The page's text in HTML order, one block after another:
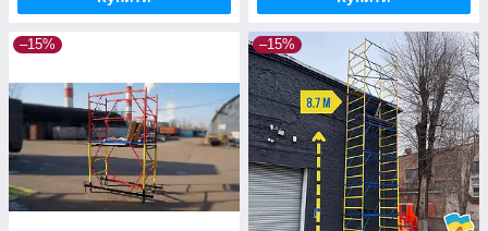
–15% –15%